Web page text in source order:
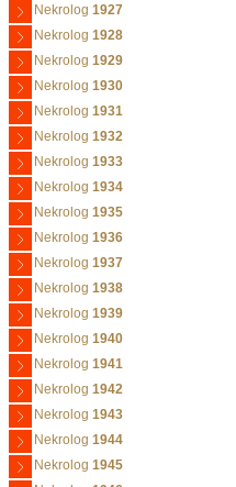
Nekrolog 1927
Nekrolog 1928
Nekrolog 1929
Nekrolog 1930
Nekrolog 1931
Nekrolog 1932
Nekrolog 1933
Nekrolog 1934
Nekrolog 1935
Nekrolog 1936
Nekrolog 1937
Nekrolog 1938
Nekrolog 1939
Nekrolog 1940
Nekrolog 1941
Nekrolog 1942
Nekrolog 1943
Nekrolog 1944
Nekrolog 1945